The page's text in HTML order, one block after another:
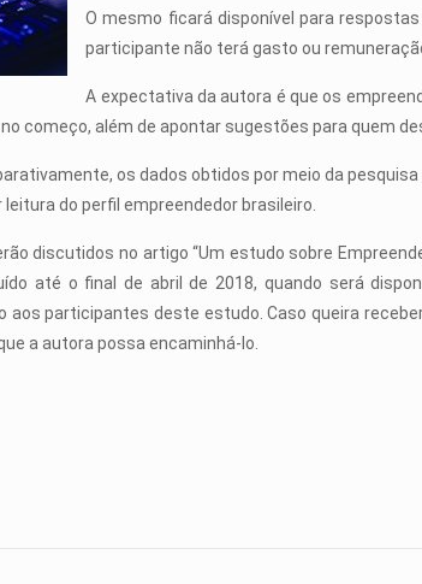
O mesmo ficará disponível para
participante não terá gasto ou
A expectativa da autora é que os
começo, além de apontar sugestões para quem
os dados obtidos por meio da pesquisa
do perfil empreendedor brasileiro.
discutidos no artigo “Um estudo sobre
até o final de abril de 2018, quando será
participantes deste estudo. Caso queira
a autora possa encaminhá-lo.